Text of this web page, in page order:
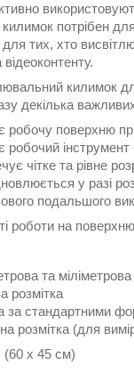
потрібен
тих, хто
килимок
декілька
робочу поверхню
робочий інструмент
чітке та рівне
у разі
подальшого
роботи на
та міліметрова
розмітка
за стандартними
розмітка (для
(60 х 45 см)